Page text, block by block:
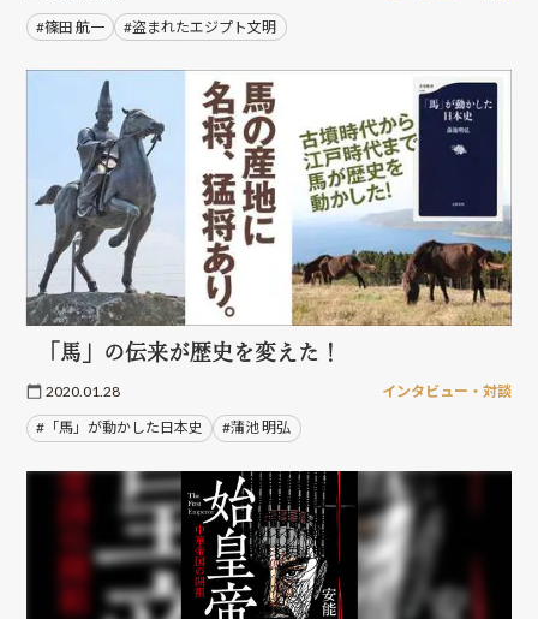
#篠田 航一 #盗まれたエジプト文明
「馬」の伝来が歴史を変えた！
2020.01.28 インタビュー・対談
#「馬」が動かした日本史 #蒲池 明弘